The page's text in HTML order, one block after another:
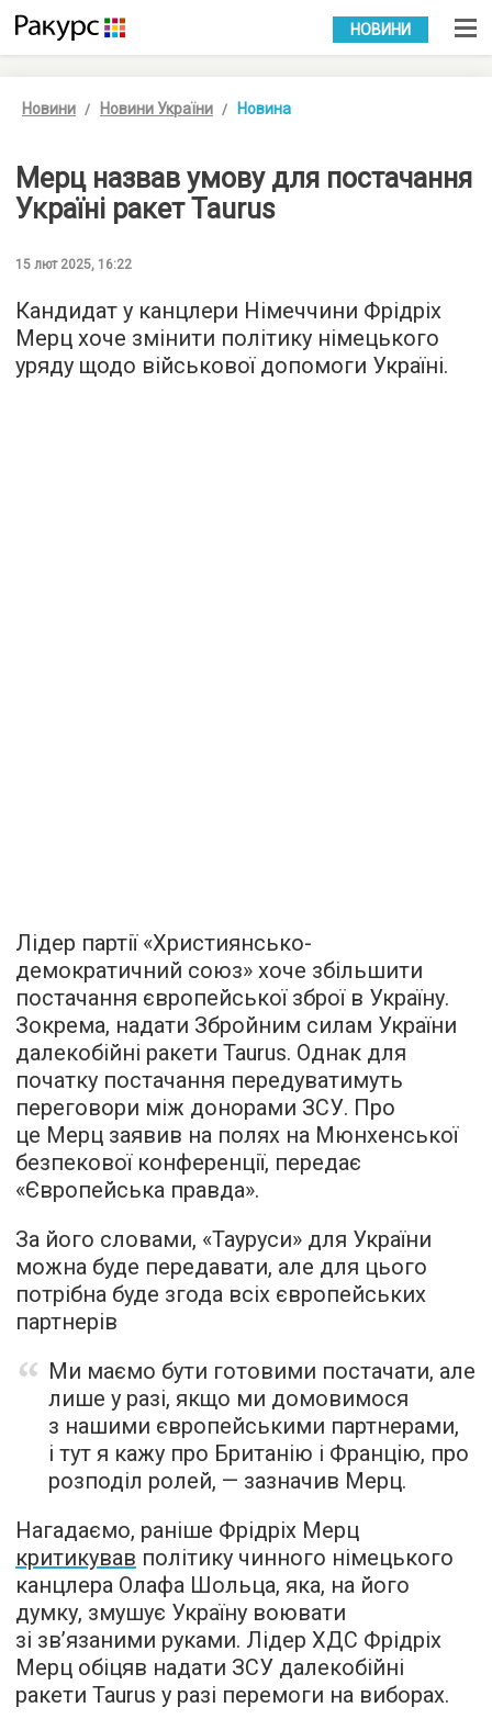
УКР РУС
НОВИНИ
Новини Новини України Новина
Мерц назвав умову для постачання
Україні ракет Taurus
15 лют 2025, 16:22
Кандидат у канцлери Німеччини Фрідріх
Мерц хоче змінити політику німецького
уряду щодо військової допомоги Україні.
Лідер партії «Християнсько-
демократичний союз» хоче збільшити
постачання європейської зброї в Україну.
Зокрема, надати Збройним силам України
далекобійні ракети Taurus. Однак для
початку постачання передуватимуть
переговори між донорами ЗСУ. Про
це Мерц заявив на полях на Мюнхенської
безпекової конференції, передає
«Європейська правда».
За його словами, «Тауруси» для України
можна буде передавати, але для цього
потрібна буде згода всіх європейських
партнерів
Ми маємо бути готовими постачати, але
лише у разі, якщо ми домовимося
з нашими європейськими партнерами,
і тут я кажу про Британію і Францію, про
розподіл ролей, — зазначив Мерц.
Нагадаємо, раніше Фрідріх Мерц
критикував політику чинного німецького
канцлера Олафа Шольца, яка, на його
думку, змушує Україну воювати
зі зв’язаними руками. Лідер ХДС Фрідріх
Мерц обіцяв надати ЗСУ далекобійні
ракети Taurus у разі перемоги на виборах.